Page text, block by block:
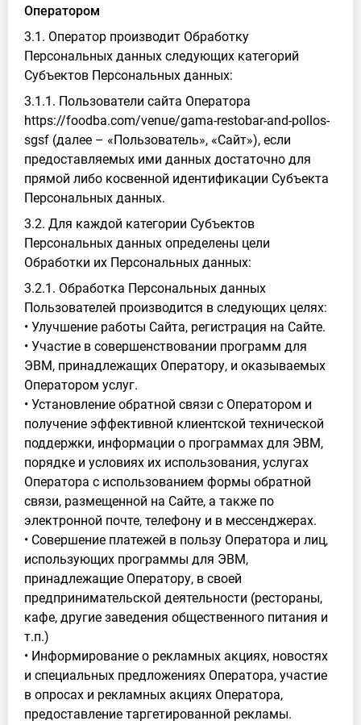
Оператором
3.1. Оператор производит Обработку
Персональных данных следующих категорий
Субъектов Персональных данных:
3.1.1. Пользователи сайта Оператора
https://foodba.com/venue/gama-restobar-and-pollos-
sgsf (далее – «Пользователь», «Сайт»), если
предоставляемых ими данных достаточно для
прямой либо косвенной идентификации Субъекта
Персональных данных.
3.2. Для каждой категории Субъектов
Персональных данных определены цели
Обработки их Персональных данных:
3.2.1. Обработка Персональных данных
Пользователей производится в следующих целях:
• Улучшение работы Сайта, регистрация на Сайте.
• Участие в совершенствовании программ для
ЭВМ, принадлежащих Оператору, и оказываемых
Оператором услуг.
• Установление обратной связи с Оператором и
получение эффективной клиентской технической
поддержки, информации о программах для ЭВМ,
порядке и условиях их использования, услугах
Оператора с использованием формы обратной
связи, размещенной на Сайте, а также по
электронной почте, телефону и в мессенджерах.
• Совершение платежей в пользу Оператора и лиц,
использующих программы для ЭВМ,
принадлежащие Оператору, в своей
предпринимательской деятельности (рестораны,
кафе, другие заведения общественного питания и
т.п.)
• Информирование о рекламных акциях, новостях
и специальных предложениях Оператора, участие
в опросах и рекламных акциях Оператора,
предоставление таргетированной рекламы.